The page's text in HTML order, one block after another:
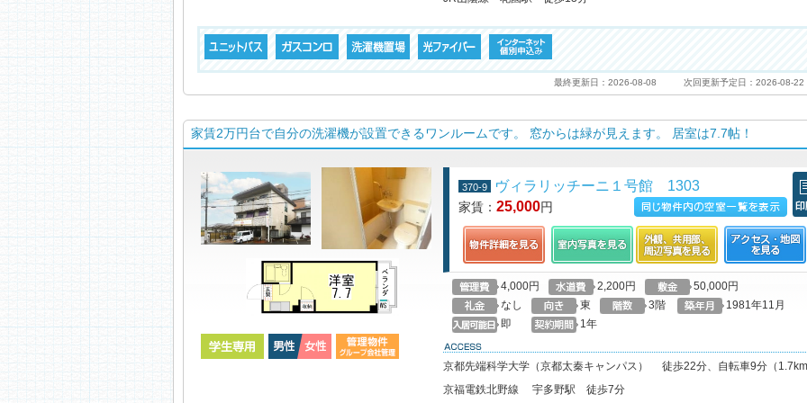
次回更新予定日：2026-08-22
最終更新日：2026-08-08
家賃2万円台で自分の洗濯機が設置できるワンルームです。 窓からは緑が見えます。 居室は7.7帖！
370-9 ヴィラリッチーニ１号館 1303
家賃： 25,000円
この物件の空室一覧を見る
4,000円 2,200円
50,000円
なし
東 3階
1981年11月
即
1年
access
京都先端科学大学（京都太秦キャンパス） 徒歩22分、自転車9分（
京福電鉄北野線 宇多野駅 徒歩7分